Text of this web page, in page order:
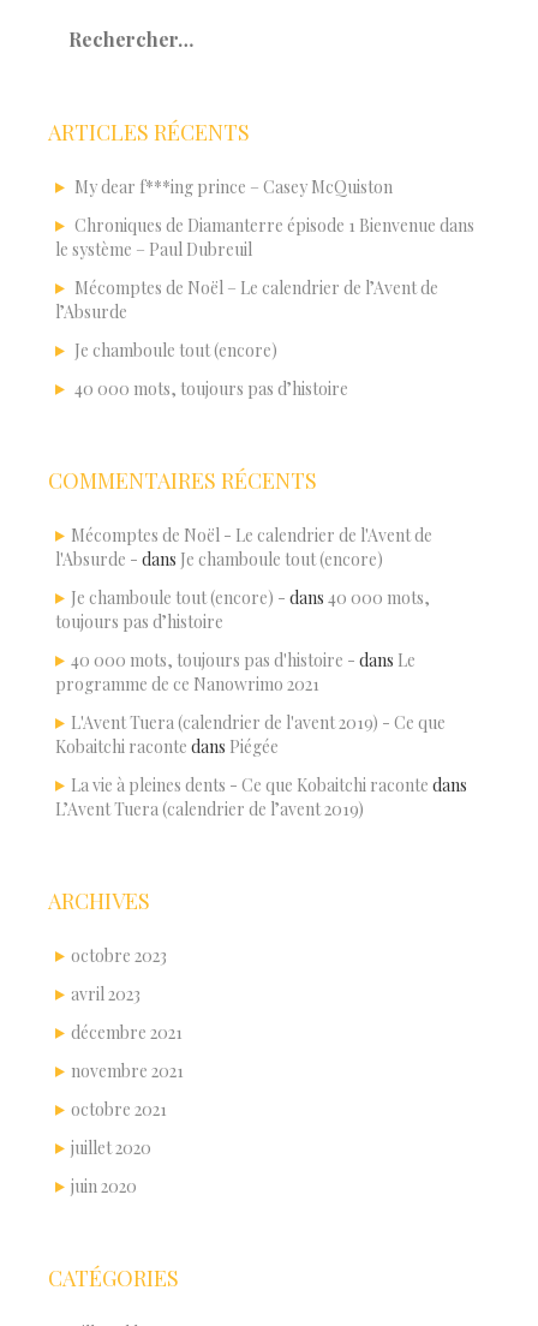
ARTICLES RÉCENTS
My dear f***ing prince – Casey McQuiston
Chroniques de Diamanterre épisode 1 Bienvenue dans
le système – Paul Dubreuil
Mécomptes de Noël – Le calendrier de l’Avent de
l’Absurde
Je chamboule tout (encore)
40 000 mots, toujours pas d’histoire
COMMENTAIRES RÉCENTS
Mécomptes de Noël - Le calendrier de l'Avent de
l'Absurde - dans Je chamboule tout (encore)
Je chamboule tout (encore) - dans 40 000 mots,
toujours pas d’histoire
40 000 mots, toujours pas d'histoire - dans Le
programme de ce Nanowrimo 2021
L'Avent Tuera (calendrier de l'avent 2019) - Ce que
Kobaitchi raconte dans Piégée
La vie à pleines dents - Ce que Kobaitchi raconte dans
L’Avent Tuera (calendrier de l’avent 2019)
ARCHIVES
octobre 2023
avril 2023
décembre 2021
novembre 2021
octobre 2021
juillet 2020
juin 2020
CATÉGORIES